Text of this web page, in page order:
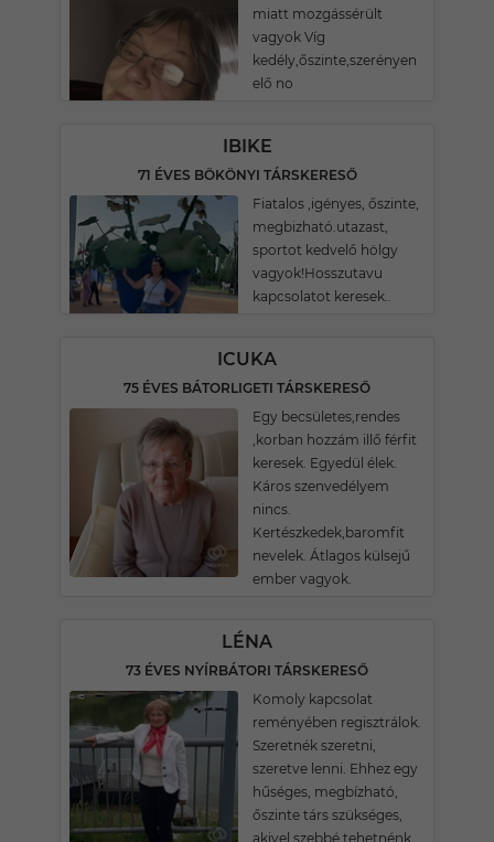
miatt mozgássérült
vagyok Víg
kedély,őszinte,szerényen
elő no
IBIKE
71 ÉVES BÖKÖNYI TÁRSKERESŐ
Fiatalos ,igényes, őszinte,
megbizható.utazast,
sportot kedvelő hölgy
vagyok!Hosszutavu
kapcsolatot keresek..
ICUKA
75 ÉVES BÁTORLIGETI TÁRSKERESŐ
Egy becsületes,rendes
,korban hozzám illő férfit
keresek. Egyedül élek.
Káros szenvedélyem
nincs.
Kertészkedek,baromfit
nevelek. Átlagos külsejű
ember vagyok.
LÉNA
73 ÉVES NYÍRBÁTORI TÁRSKERESŐ
Komoly kapcsolat
reményében regisztrálok.
Szeretnék szeretni,
szeretve lenni. Ehhez egy
hűséges, megbízható,
őszinte társ szükséges,
akivel szebbé tehetnénk